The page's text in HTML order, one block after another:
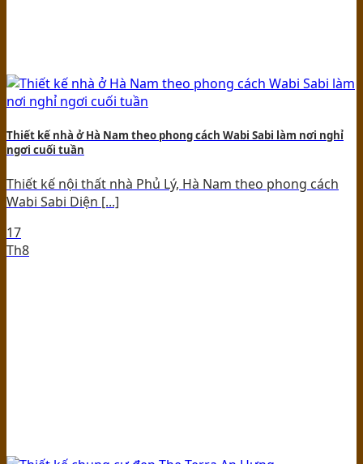
Thiết kế nhà ở Hà Nam theo phong cách Wabi Sabi làm nơi nghỉ
ngơi cuối tuần
Thiết kế nội thất nhà Phủ Lý, Hà Nam theo phong cách
Wabi Sabi Diện [...]
17
Th8